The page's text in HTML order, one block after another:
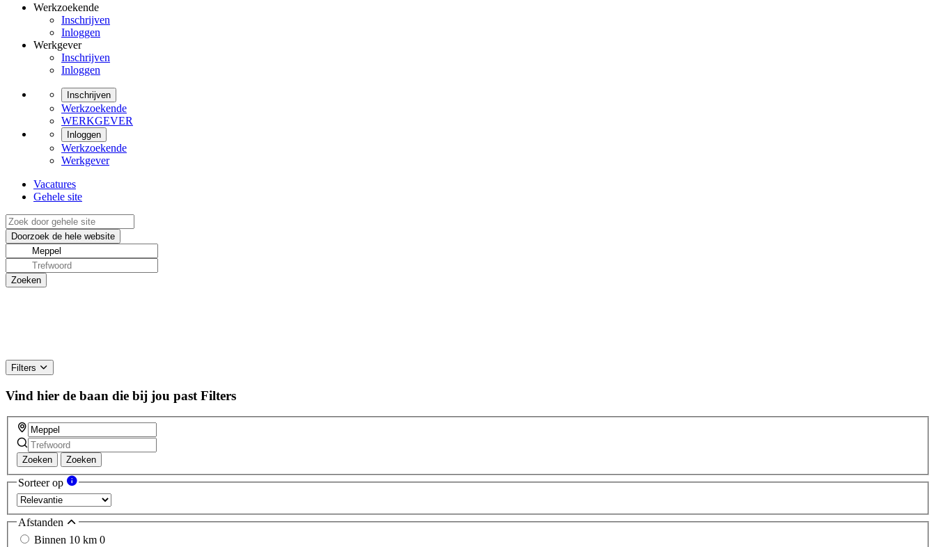
Werkzoekende
Inschrijven
Inloggen
Werkgever
Inschrijven
Inloggen
Inschrijven
Werkzoekende
WERKGEVER
Inloggen
Werkzoekende
Werkgever
Vacatures
Gehele site
Filters
Vind hier de baan die bij jou past Filters
Zoeken Zoeken
Sorteer op
Afstanden
Binnen 10 km 0